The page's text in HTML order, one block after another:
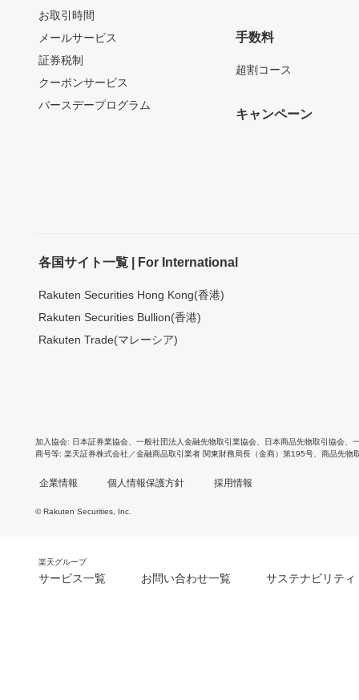
お取引時間
メールサービス
証券税制
クーポンサービス
バースデープログラム
手数料
超割コース
キャンペーン
各国サイト一覧 | For International
Rakuten Securities Hong Kong(香港)
Rakuten Securities Bullion(香港)
Rakuten Trade(マレーシア)
加入協会 日本証券業協会 一般社団法人金融先物取引業協会 日本商品先物取引協会
商号等 楽天証券株式会社／金融商品取引業者 関東財務局長（金商）第195号、商品先物
企業情報 個人情報保護方針 採用情報
© Rakuten Securities, Inc.
楽天グループ
サービス一覧 お問い合わせ一覧 サステナビリティ